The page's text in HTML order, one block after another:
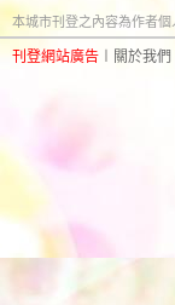
本城市刊登之內容為作者個
刊登網站廣告 關於我們